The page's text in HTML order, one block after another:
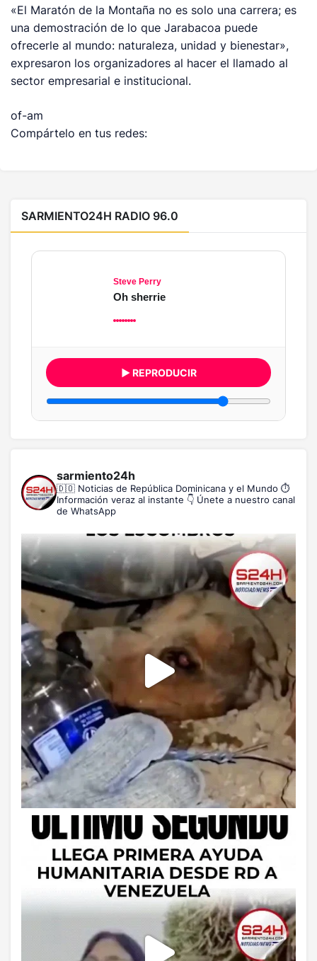
«El Maratón de la Montaña no es solo una carrera; es
una demostración de lo que Jarabacoa puede
ofrecerle al mundo: naturaleza, unidad y bienestar»,
expresaron los organizadores al hacer el llamado al
sector empresarial e institucional.
of-am
Compártelo en tus redes:
SARMIENTO24H RADIO 96.0
Steve Perry
Oh sherrie
▶ REPRODUCIR
sarmiento24h
🇩🇴 Noticias de República Dominicana y el Mundo ⏱️
Información veraz al instante 👇 Únete a nuestro canal
de WhatsApp